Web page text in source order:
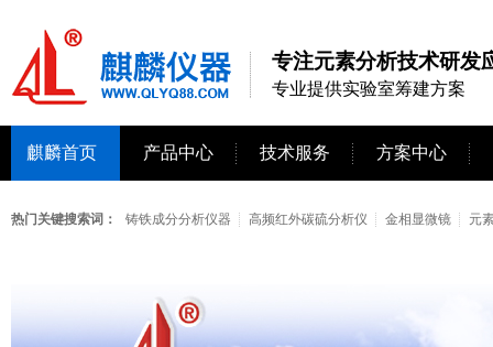
专注元素分析技术研发
专业提供实验室筹建方案
麒麟首页 产品中心 技术服务 方案中心
热门关键搜索词： 铸铁成分分析仪器 高频红外碳硫分析仪 金相显微镜 元